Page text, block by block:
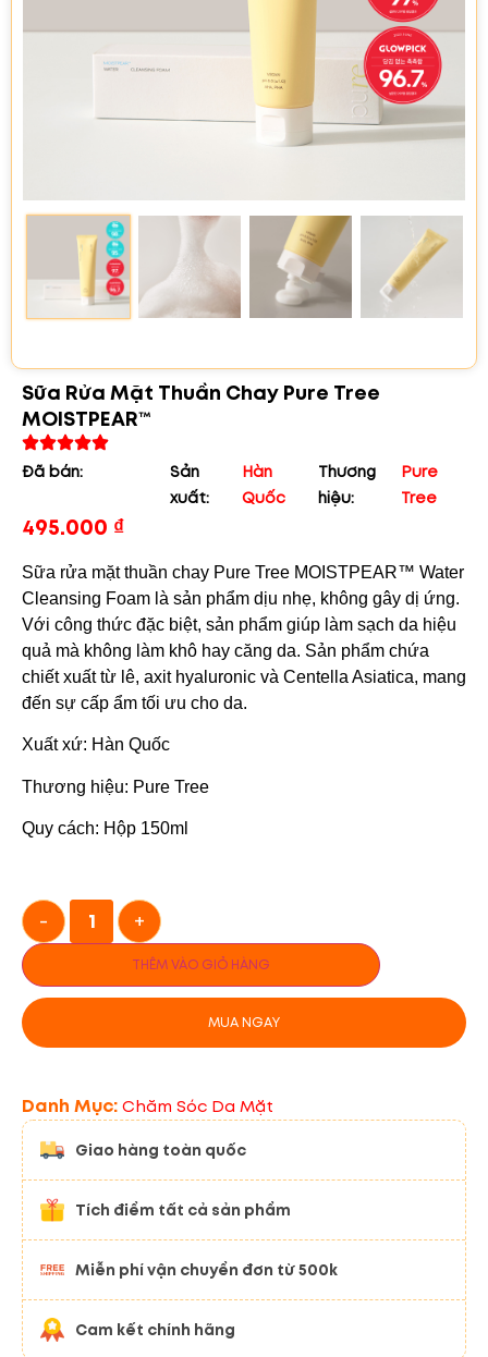
Sữa Rửa Mặt Thuần Chay Pure Tree
MOISTPEAR™
Đã bán:
Sản
xuất:
Hàn
Quốc
Thương
hiệu:
Pure
Tree
495.000 ₫
Sữa rửa mặt thuần chay Pure Tree MOISTPEAR™ Water
Cleansing Foam là sản phẩm dịu nhẹ, không gây dị ứng.
Với công thức đặc biệt, sản phẩm giúp làm sạch da hiệu
quả mà không làm khô hay căng da. Sản phẩm chứa
chiết xuất từ lê, axit hyaluronic và Centella Asiatica, mang
đến sự cấp ẩm tối ưu cho da.
Xuất xứ: Hàn Quốc
Thương hiệu: Pure Tree
Quy cách: Hộp 150ml
- +
THÊM VÀO GIỎ HÀNG
MUA NGAY
Danh Mục:Chăm Sóc Da Mặt
Giao hàng toàn quốc
Tích điểm tất cả sản phẩm
Miễn phí vận chuyển đơn từ 500k
Cam kết chính hãng